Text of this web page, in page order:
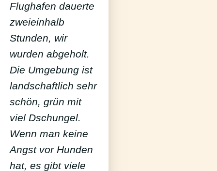
Flughafen dauerte
zweieinhalb
Stunden, wir
wurden abgeholt.
Die Umgebung ist
landschaftlich sehr
schön, grün mit
viel Dschungel.
Wenn man keine
Angst vor Hunden
hat, es gibt viele